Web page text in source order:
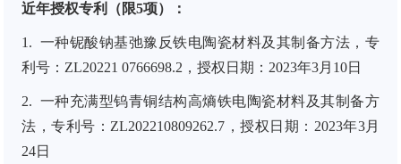
近年授权专利（限5项）：
1. 一种铌酸钠基弛豫反铁电陶瓷材料及其制备方法，专
利号：ZL20221 0766698.2，授权日期：2023年3月10日
2. 一种充满型钨青铜结构高熵铁电陶瓷材料及其制备方
法，专利号：ZL202210809262.7，授权日期：2023年3月
24日